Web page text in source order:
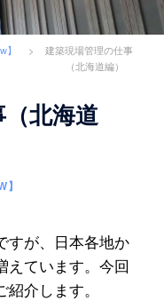
>
建築現場管理の仕事
（北海道編）
北海道
すが、日本各地か
えています。今回
介します。